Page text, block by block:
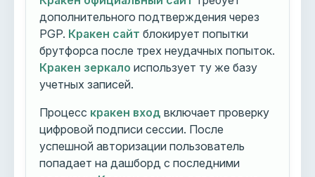
дополнительного подтверждения через
PGP. Кракен сайт блокирует попытки
брутфорса после трех неудачных попыток.
Кракен зеркало использует ту же базу
учетных записей.
Процесс кракен вход включает проверку
цифровой подписи сессии. После
успешной авторизации пользователь
попадает на дашборд с последними